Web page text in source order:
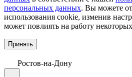
персональных данных. Вы можете
использования cookie, изменив
может повлиять на работу
Принять
Ростов-на-Дону